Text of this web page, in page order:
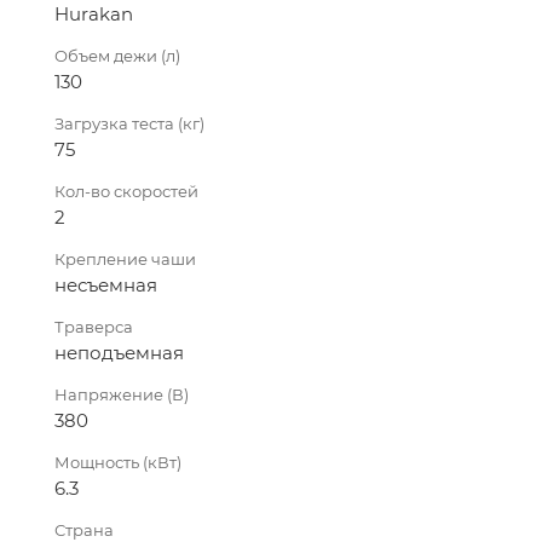
Hurakan
Объем дежи (л)
130
Загрузка теста (кг)
75
Кол-во скоростей
2
Крепление чаши
несъемная
Траверса
неподъемная
Напряжение (В)
380
Мощность (кВт)
6.3
Страна